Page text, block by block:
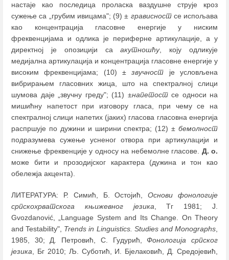
настаје као последица проласка ваздушне струје кроз
сужење са „грубим ивицама"; (9) ± грависностсе испољава
као концентрација гласовне енергије у ниским
фреквенцијама и одлика је периферне артикулације, а у
директној је опозицији саакутношћу, коју одликује
медијална артикулација и концентрација гласовне енергије у
високим фреквенцијама; (10) ±звучност је условљена
вибрирањем гласовних жица, што на спектралној слици
шумова даје „звучну греду"; (11) ±напетостсе односи на
мишићну напетост при изговору гласа, при чему се на
спектралној слици напетих (јаких) гласова гласовна енергија
распршује по дужини и ширини спектра; (12) ± бемолност
подразумева сужење усненог отвора при артикулацији и
снижење фреквенције у односу на небемолне гласове. Д. о.
може бити и прозодијског карактера (дужина и тон као
обележја акцента).
ЛИТЕРАТУРА: Р. Симић, Б. Остојић,Основи фонологије
српскохрватскога књижевног језика , Тг 1981; J.
Gvozdanović, „Language System and Its Change. On Theory
and Testability", Trends in Linguistics. Studies and Monographs
1985, 30; Д. Петровић, С. Гудурић,Фонологија српског
језика , Бг 2010; Љ. Суботић, И. Бјелаковић, Д. Средојевић,